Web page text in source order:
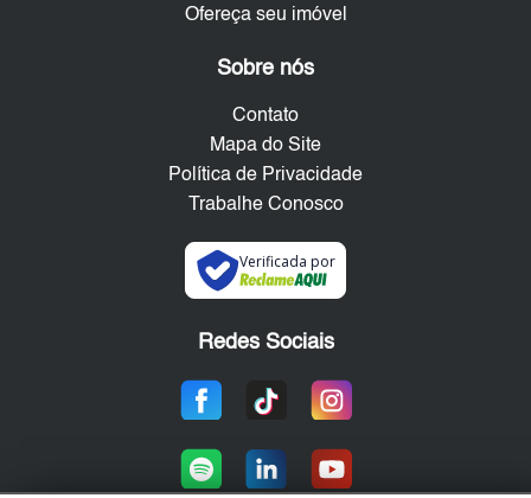
Ofereça seu imóvel
Sobre nós
Contato
Mapa do Site
Política de Privacidade
Trabalhe Conosco
Verificada por
Redes Sociais